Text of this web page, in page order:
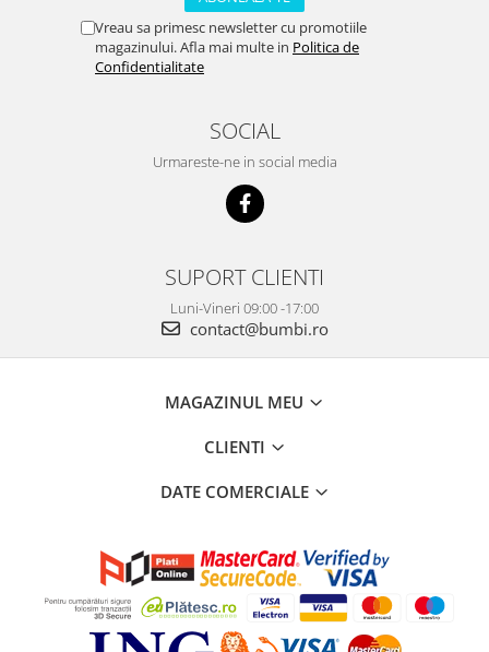
Vreau sa primesc newsletter cu promotiile
magazinului. Afla mai multe in Politica de
Confidentialitate
SOCIAL
Urmareste-ne in social media
SUPORT CLIENTI
Luni-Vineri 09:00 -17:00
contact@bumbi.ro
MAGAZINUL MEU
CLIENTI
DATE COMERCIALE